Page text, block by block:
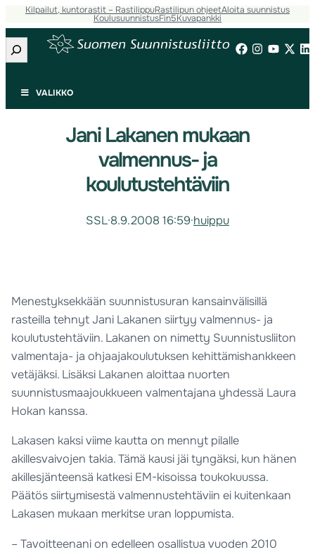
Kilpailut, kuntorastit – RastilippuRastilipun ohjeetAloita suunnistus
KoulusuunnistusFin5Kuvapankki
Etsi
VALIKKO
Jani Lakanen mukaan
valmennus- ja
koulutustehtäviin
SSL·8.9.2008 16:59·huippu
Menestyksekkään suunnistusuran kansainvälisillä
rasteilla tehnyt Jani Lakanen siirtyy valmennus- ja
koulutustehtäviin. Lakanen on nimetty Suunnistusliiton
valmentaja- ja ohjaajakoulutuksen kehittämishankkeen
vetäjäksi. Lisäksi Lakanen aloittaa nuorten
suunnistusmaajoukkueen valmentajana yhdessä Laura
Hokan kanssa.
Lakasen kaksi viime kautta on mennyt pilalle
akillesvaivojen takia. Tämä kausi jäi tyngäksi, kun hänen
akillesjänteensä katkesi EM-kisoissa toukokuussa.
Päätös siirtymisestä valmennustehtäviin ei kuitenkaan
Lakasen mukaan merkitse uran loppumista.
– Tavoitteenani on edelleen osallistua vuoden 2010